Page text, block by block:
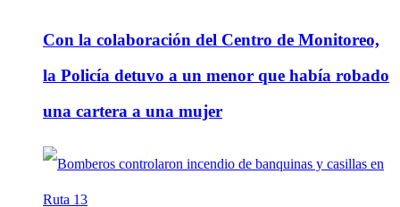
Con la colaboración del Centro de Monitoreo,
la Policía detuvo a un menor que había robado
una cartera a una mujer